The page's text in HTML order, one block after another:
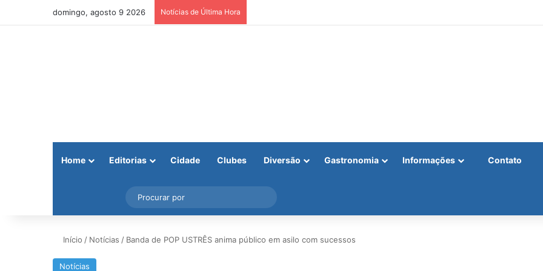
domingo, agosto 9 2026 Notícias de Última Hora
Home Editorias Cidade Clubes Diversão Gastronomia Informações Contato
Instagram
Barra Lateral
por
Início / Notícias / Banda de POP USTRÊS anima público em asilo com sucessos
Notícias